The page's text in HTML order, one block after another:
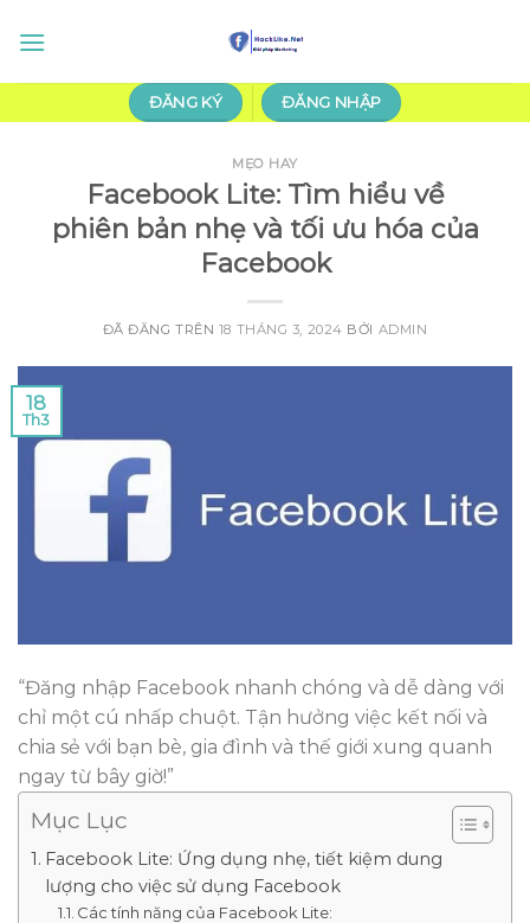
đến
ĐĂNG KÝ ĐĂNG NHẬP
MẸO HAY
Facebook Lite: Tìm hiểu về
phiên bản nhẹ và tối ưu hóa của
Facebook
ĐÃ ĐĂNG TRÊN 18 THÁNG 3, 2024 BỞI ADMIN
18
Th3
“Đăng nhập Facebook nhanh chóng và dễ dàng với
chỉ một cú nhấp chuột. Tận hưởng việc kết nối và
chia sẻ với bạn bè, gia đình và thế giới xung quanh
ngay từ bây giờ!”
Mục Lục
Facebook Lite: Ứng dụng nhẹ, tiết kiệm dung
lượng cho việc sử dụng Facebook
Các tính năng của Facebook Lite: